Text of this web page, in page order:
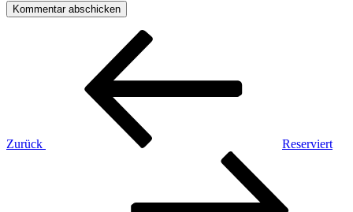
Beitragsnavigation
Zurück
Reserviert